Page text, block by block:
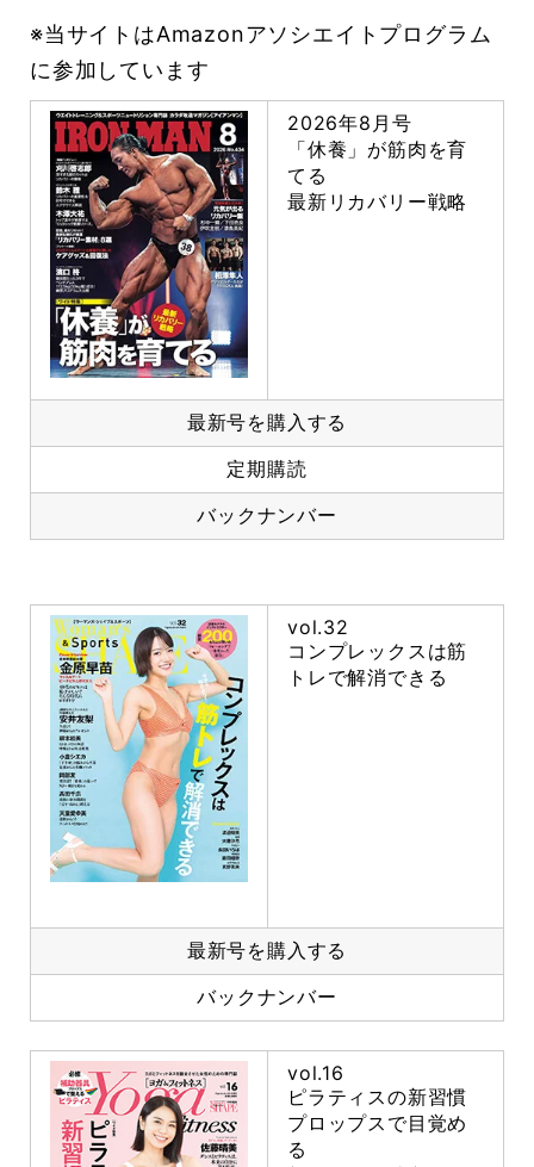
※当サイトはAmazonアソシエイトプログラム
に参加しています
2026年8月号
「休養」が筋肉を育
てる
最新リカバリー戦略
最新号を購入する
定期購読
バックナンバー
vol.32
コンプレックスは筋
トレで解消できる
最新号を購入する
バックナンバー
vol.16
ピラティスの新習慣
プロップスで目覚め
る